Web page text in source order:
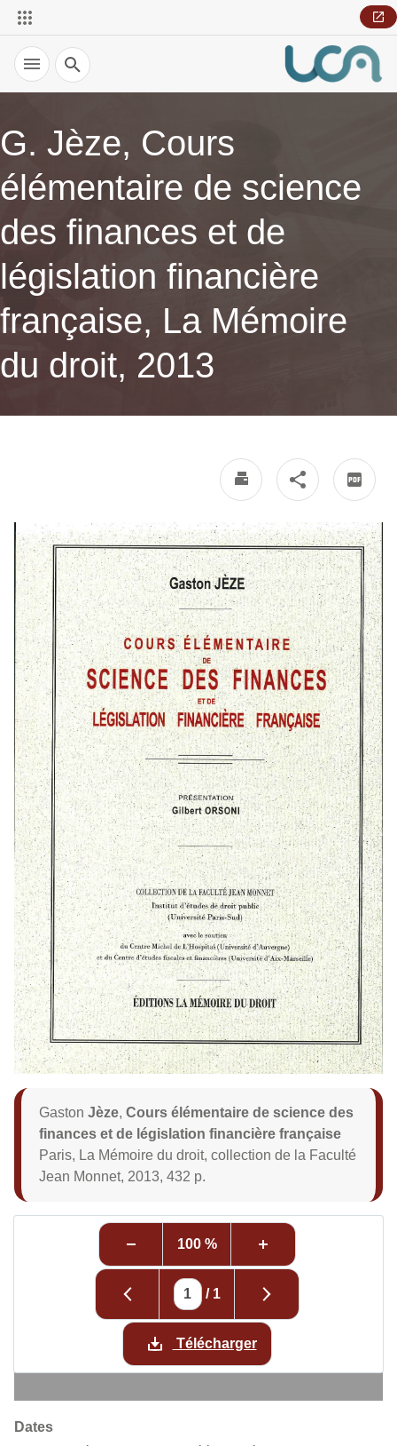
Recherche
G. Jèze, Cours
élémentaire de science
des finances et de
législation financière
française, La Mémoire
du droit, 2013
Gaston Jèze, Cours élémentaire de science des
finances et de législation financière française
Paris, La Mémoire du droit, collection de la Faculté
Jean Monnet, 2013, 432 p.
100 %
/ 1
Télécharger
Dates